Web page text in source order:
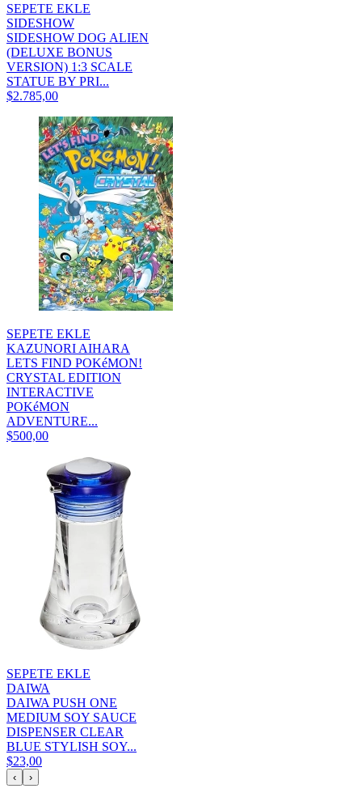
SEPETE EKLE
SIDESHOW
SIDESHOW DOG ALIEN
(DELUXE BONUS
VERSION) 1:3 SCALE
STATUE BY PRI...
$2.785,00
SEPETE EKLE
KAZUNORI AIHARA
LETS FIND POKéMON!
CRYSTAL EDITION
INTERACTIVE
POKéMON
ADVENTURE...
$500,00
SEPETE EKLE
DAIWA
DAIWA PUSH ONE
MEDIUM SOY SAUCE
DISPENSER CLEAR
BLUE STYLISH SOY...
$23,00
‹ ›